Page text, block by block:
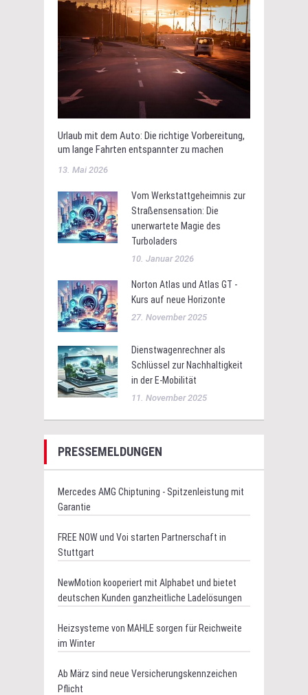
Urlaub mit dem Auto: Die richtige Vorbereitung,
um lange Fahrten entspannter zu machen
13. Mai 2026
Vom Werkstattgeheimnis zur
Straßensensation: Die
unerwartete Magie des
Turboladers
10. Januar 2026
Norton Atlas und Atlas GT -
Kurs auf neue Horizonte
27. November 2025
Dienstwagenrechner als
Schlüssel zur Nachhaltigkeit
in der E-Mobilität
11. November 2025
PRESSEMELDUNGEN
Mercedes AMG Chiptuning - Spitzenleistung mit
Garantie
FREE NOW und Voi starten Partnerschaft in
Stuttgart
NewMotion kooperiert mit Alphabet und bietet
deutschen Kunden ganzheitliche Ladelösungen
Heizsysteme von MAHLE sorgen für Reichweite
im Winter
Ab März sind neue Versicherungskennzeichen
Pflicht